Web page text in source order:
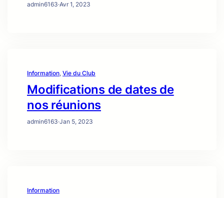
admin6163·Avr 1, 2023
Information, Vie du Club
Modifications de dates de
nos réunions
admin6163·Jan 5, 2023
Information